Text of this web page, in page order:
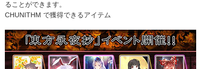
ることができます。
CHUNITHM で獲得できるアイテム